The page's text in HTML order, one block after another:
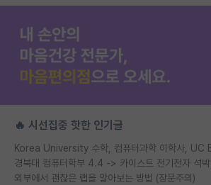
🔥 시선집중 핫한 인기글
외부에서 괜찮은 랩을 알아보는 방법 (장문주의)